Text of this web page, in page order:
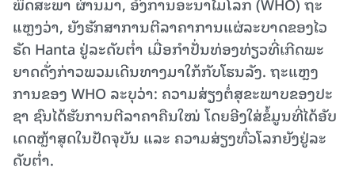
ແຫຼງວ່າ, ຍັງ​ຮັກ​ສາ​ການ​ຕີ​ລາ​ຄາ​ການ​ແຜ່​ລະ​ບາດ​ຂອງໄວ​
ຣັດ Hanta ຢູ່​ລະ​ດັບ​ຕ່ຳ ເມື່ອ​ກຳ​ປັ່ນ​ທ່ອງ​ທ່ຽວ​ທີ່ເກີດ​ພະ​
ຍາດດັ່ງກ່າວ​ພວມ​ເດີນ​ທາງ​ມາ​ໃກ້​ກັບໂຮນ​ລັງ. ຖະ​ແຫຼງ​
ການ​ຂອງ WHO ລະບຸວ່າ: ຄວາມ​ສ່ຽງ​ຕໍ່​ສຸ​ຂະ​ພາບ​ຂອງປ​ະ​
ຊາ​ ຊົ​ນ​ໄດ້​ຮັບ​ການ​ຕີ​ລາ​ຄາ​ຄືນ​ໃໝ່ ໂດຍ​ອີງ​ໃສ່ຂໍ້​ມູນ​ທີ່​ໄດ້​ອັບ​
ເດດ​ຫຼ້າ​ສຸດ​ໃນ​ປັດຈຸບັນ ແລະ ຄວາມ​ສ່ຽງ​ທົ່​ວ​ໂລກ​ຍັງ​ຢູ່​ລະ​
ດັບ​ຕ່ຳ​.